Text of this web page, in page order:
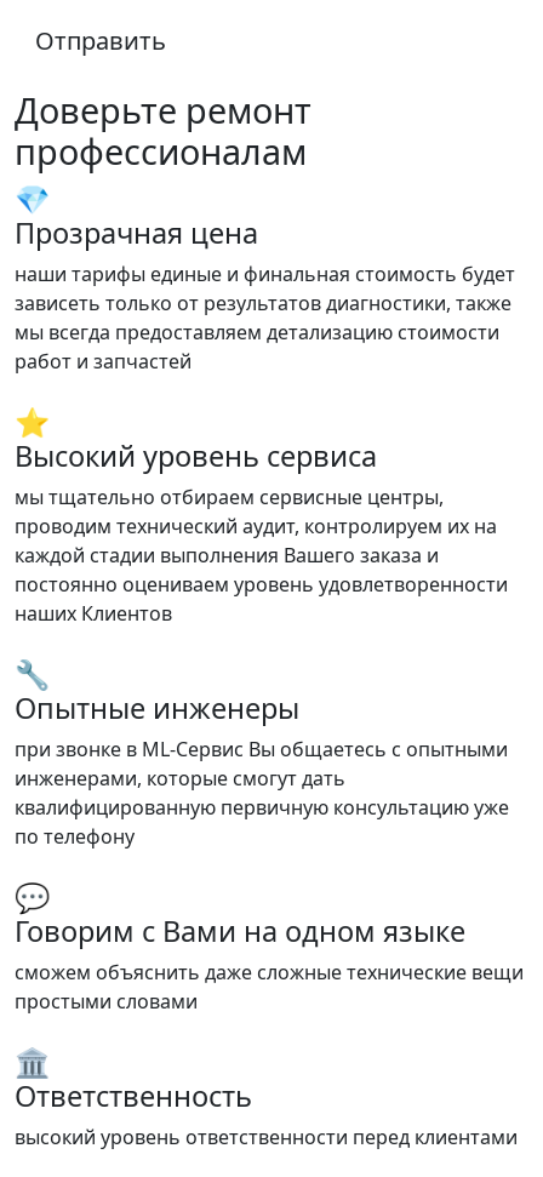
Отправить
Доверьте ремонт
профессионалам
💎
Прозрачная цена
наши тарифы единые и финальная стоимость будет
зависеть только от результатов диагностики, также
мы всегда предоставляем детализацию стоимости
работ и запчастей
⭐
Высокий уровень сервиса
мы тщательно отбираем сервисные центры,
проводим технический аудит, контролируем их на
каждой стадии выполнения Вашего заказа и
постоянно оцениваем уровень удовлетворенности
наших Клиентов
🔧
Опытные инженеры
при звонке в ML-Сервис Вы общаетесь с опытными
инженерами, которые смогут дать
квалифицированную первичную консультацию уже
по телефону
💬
Говорим с Вами на одном языке
сможем объяснить даже сложные технические вещи
простыми словами
🏛️
Ответственность
высокий уровень ответственности перед клиентами